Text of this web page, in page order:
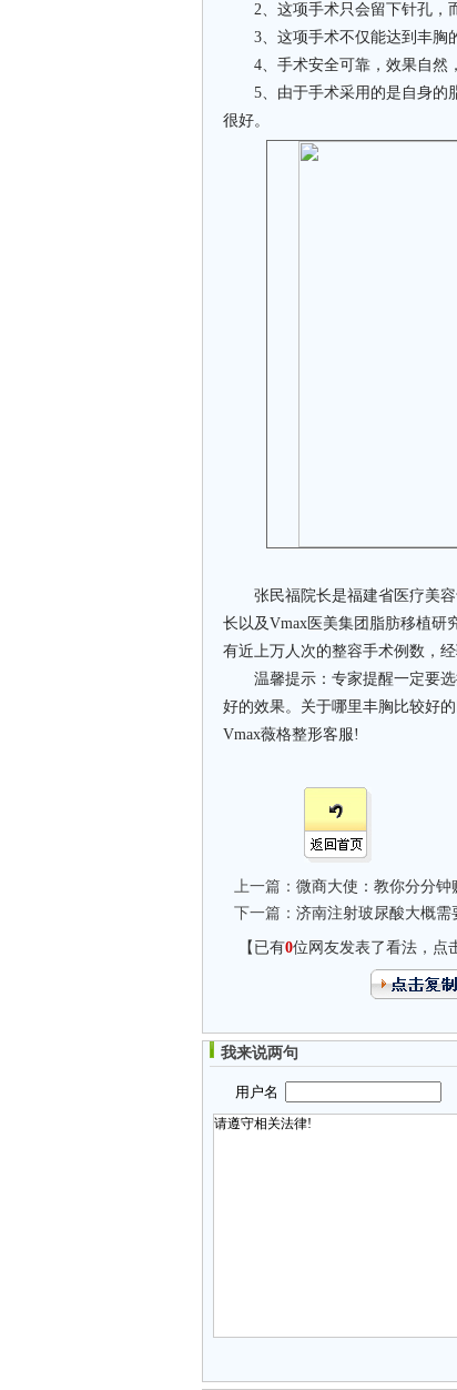
2、这项手术只会留下针孔，而
3、这项手术不仅能达到丰胸的
4、手术安全可靠，效果自然，
5、由于手术采用的是自身的
很好。
张民福院长是福建省医疗美容
长以及Vmax医美集团脂肪移植研
有近上万人次的整容手术例数，经
温馨提示：专家提醒一定要选
好的效果。关于哪里丰胸比较好
Vmax薇格整形客服!
上一篇： 微商大使：教你分分钟
下一篇： 济南注射玻尿酸大概需
【已有0位网友发表了看法，点
我来说两句
用户名